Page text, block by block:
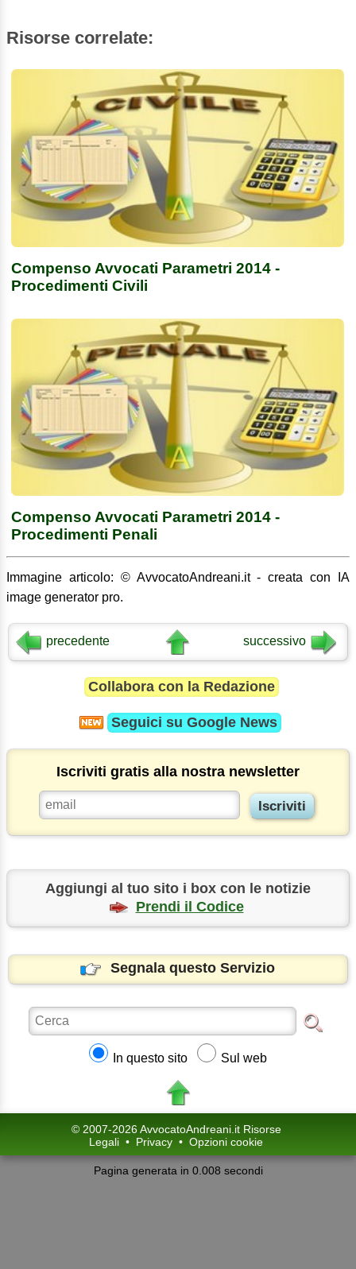
Risorse correlate:
Compenso Avvocati Parametri 2014 -
Procedimenti Civili
Compenso Avvocati Parametri 2014 -
Procedimenti Penali
Immagine articolo: © AvvocatoAndreani.it - creata con IA
image generator pro.
precedente successivo
Collabora con la Redazione
Seguici su Google News
Iscriviti gratis alla nostra newsletter
Aggiungi al tuo sito i box con le notizie
Prendi il Codice
Segnala questo Servizio
In questo sito Sul web
© 2007-2026 AvvocatoAndreani.it Risorse
Legali • Privacy • Opzioni cookie
Pagina generata in 0.008 secondi